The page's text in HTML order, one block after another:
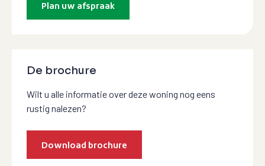
Plan uw afspraak
De brochure
Wilt u alle informatie over deze woning nog eens
rustig nalezen?
Download brochure